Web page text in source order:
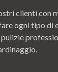
clienti con
ogni tipo di